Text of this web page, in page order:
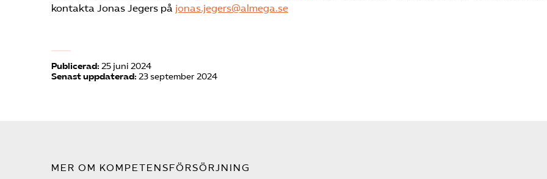
kontakta Jonas Jegers på jonas.jegers@almega.se
Publicerad: 25 juni 2024
Senast uppdaterad: 23 september 2024
MER OM KOMPETENSFÖRSÖRJNING